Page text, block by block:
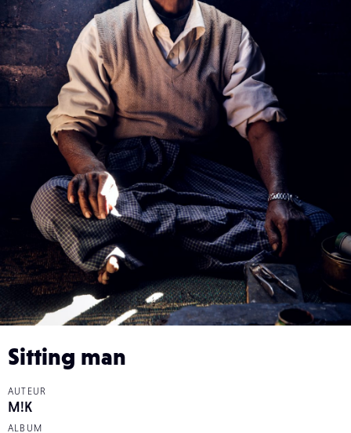
Sitting man
AUTEUR
M!K
ALBUM